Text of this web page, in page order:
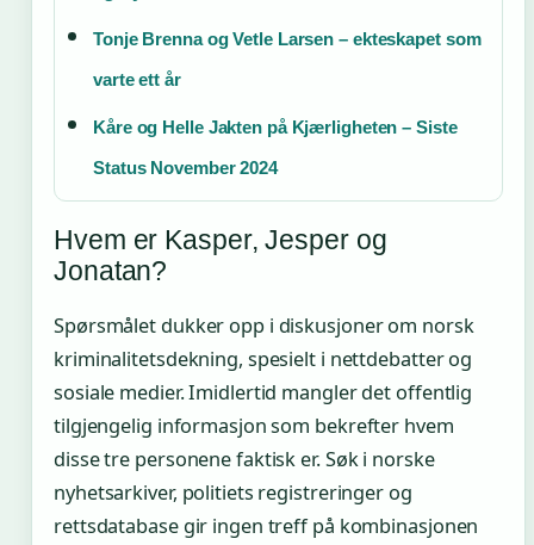
Tonje Brenna og Vetle Larsen – ekteskapet som
varte ett år
Kåre og Helle Jakten på Kjærligheten – Siste
Status November 2024
Hvem er Kasper, Jesper og
Jonatan?
Spørsmålet dukker opp i diskusjoner om norsk
kriminalitetsdekning, spesielt i nettdebatter og
sosiale medier. Imidlertid mangler det offentlig
tilgjengelig informasjon som bekrefter hvem
disse tre personene faktisk er. Søk i norske
nyhetsarkiver, politiets registreringer og
rettsdatabase gir ingen treff på kombinasjonen